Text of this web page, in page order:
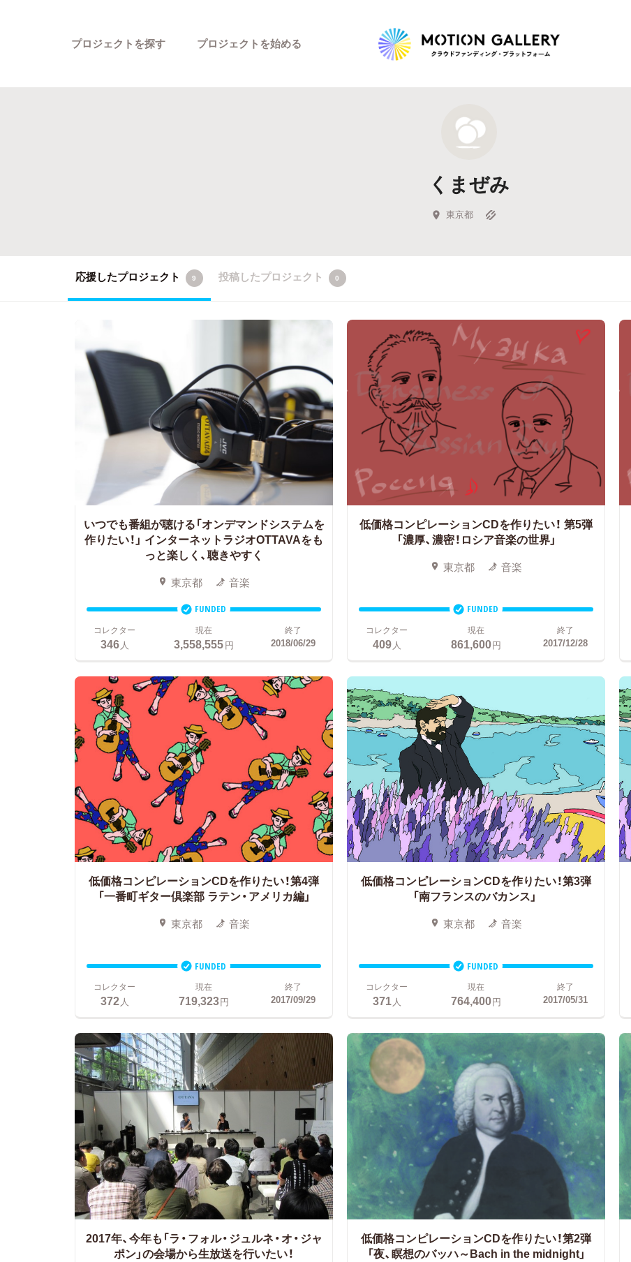
プロジェクトを探す
新着プロジェクト
Feature
キュレーターから探す
プロジェクトを始める
くまぜみ
東京都
応援したプロジェクト 9 投稿したプロジェクト 0
いつでも番組が聴ける「オンデマンドシステムを
作りたい！」 インターネットラジオOTTAVAをも
っと楽しく、聴きやすく
東京都 音楽
FUNDED
コレクター
346人
現在
3,558,555円
終了
2018/06/29
低価格コンピレーションCDを作りたい！ 第5弾
「濃厚、濃密！ロシア音楽の世界」
東京都 音楽
FUNDED
コレクター
409人
現在
861,600円
終了
2017/12/28
低価格コンピレーションCDを作りたい！第4弾
「一番町ギター倶楽部 ラテン・アメリカ編」
東京都 音楽
FUNDED
コレクター
372人
現在
719,323円
終了
2017/09/29
低価格コンピレーションCDを作りたい！第3弾
「南フランスのバカンス」
東京都 音楽
FUNDED
コレクター
371人
現在
764,400円
終了
2017/05/31
2017年、今年も「ラ・フォル・ジュルネ・オ・ジャ
ポン」の会場から生放送を行いたい！
低価格コンピレーションCDを作りたい！第2弾
「夜、瞑想のバッハ～Bach in the midnight」